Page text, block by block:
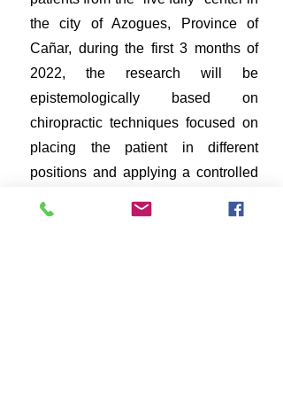
the city of Azogues, Province of
Cañar, during the first 3 months of
2022, the research will be
epistemologically based on
chiropractic techniques focused on
placing the patient in different
positions and applying a controlled
consequences generated by